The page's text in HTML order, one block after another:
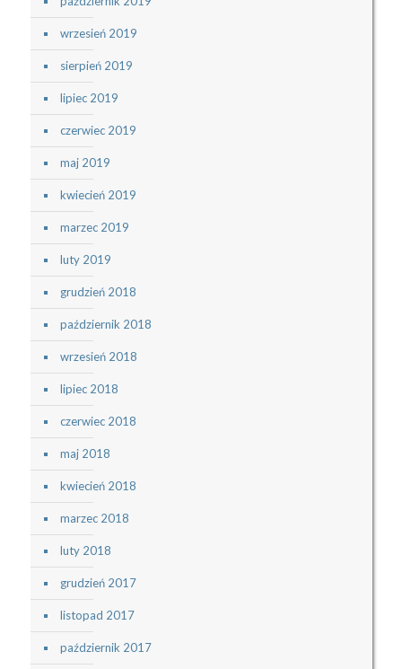
wrzesień 2019
sierpień 2019
lipiec 2019
czerwiec 2019
maj 2019
kwiecień 2019
marzec 2019
luty 2019
grudzień 2018
październik 2018
wrzesień 2018
lipiec 2018
czerwiec 2018
maj 2018
kwiecień 2018
marzec 2018
luty 2018
grudzień 2017
listopad 2017
październik 2017